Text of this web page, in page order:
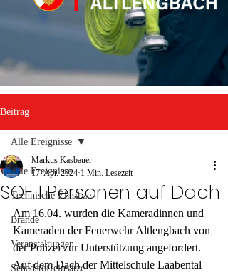
Beitrag
Alle Ereignisse
Technische Einsätze
Brände
Veranstaltungen
Schadstoffeinsätze
Alle Ereignisse
SOF 1 Personen auf Dach
Markus Kasbauer
17. Apr. 2024 1 Min. Lesezeit
Am 16.04. wurden die Kameradinnen und
Kameraden der Feuerwehr Altlengbach von
der Polizei zur Unterstützung angefordert.
Auf dem Dach der Mittelschule Laabental